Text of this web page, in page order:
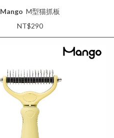
Mango M型猫抓板
NT$290